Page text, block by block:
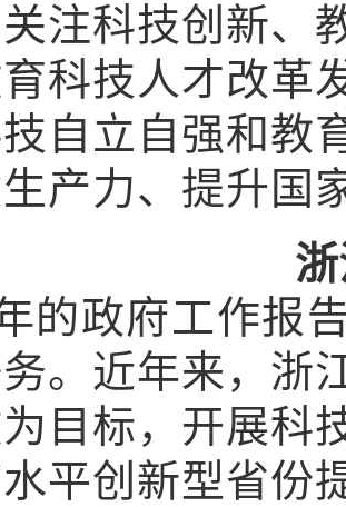
注科技创新、
科技人才改革
自立自强和教
产力、提升国
的政府工作报
。近年来，浙
目标，开展科
平创新型省份